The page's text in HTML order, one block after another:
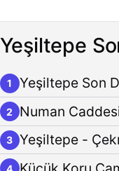
Yeşiltepe
1 Yeşiltepe Son
2 Numan
3 Yeşiltepe -
4